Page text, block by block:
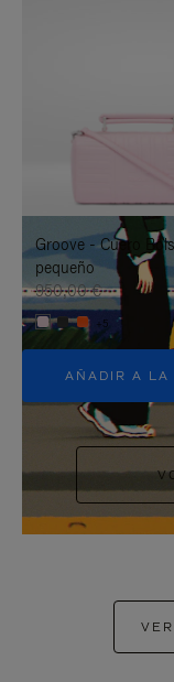
PULSE
Groove - Cuero
pequeño
950,00 €
+5
AÑADIR A LA